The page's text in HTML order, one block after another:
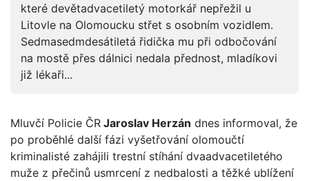
které devětadvacetiletý motorkář nepřežil u
Litovle na Olomoucku střet s osobním vozidlem.
Sedmasedmdesátiletá řidička mu při odbočování
na mostě přes dálnici nedala přednost, mladíkovi
již lékaři...
Mluvčí Policie ČR Jaroslav Herzán dnes informoval, že
po proběhlé další fázi vyšetřování olomoučtí
kriminalisté zahájili trestní stíhání dvaadvacetiletého
muže z přečinů usmrcení z nedbalosti a těžké ublížení